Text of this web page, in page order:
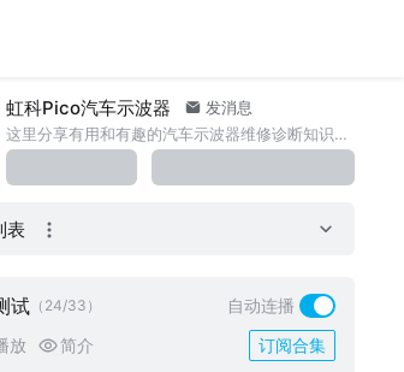
虹科Pico汽车示波器
发消息
这里分享有用和有趣的汽车示波器维修诊断知识。www.qichebo.com
表
试 （24/33）
自动连播
放
简介 订阅合集
测试-感应式曲轴传感器（浮地-运
试-倒车雷达探头 01:59
测试-无钥匙进入探头
试- 压电式喷油嘴电流（Bosch
05:06
测试-流量控制阀（Bosch共轨柴
03:39
导测试-电磁阀式喷油嘴电流（Bos
03:19